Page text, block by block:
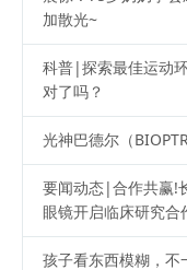
加散光~
科普|探索最佳运动
对了吗？
光神巴德尔（
要闻动态|合作共赢!
眼镜开启临床研究合
孩子看东西模糊，不